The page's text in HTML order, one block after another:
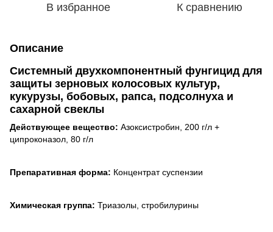
В избранное К сравнению
Описание
Системный двухкомпонентный фунгицид для
защиты зерновых колосовых культур,
кукурузы, бобовых, рапса, подсолнуха и
сахарной свеклы
Действующее вещество: Азоксистробин, 200 г/л +
ципроконазол, 80 г/л
Препаративная форма: Концентрат суспензии
Химическая группа: Триазолы, стробилурины